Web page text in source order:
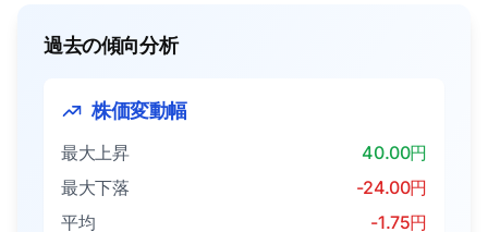
過去の傾向分析
株価変動幅
最大上昇
40.00円
最大下落
-24.00円
平均
-1.75円